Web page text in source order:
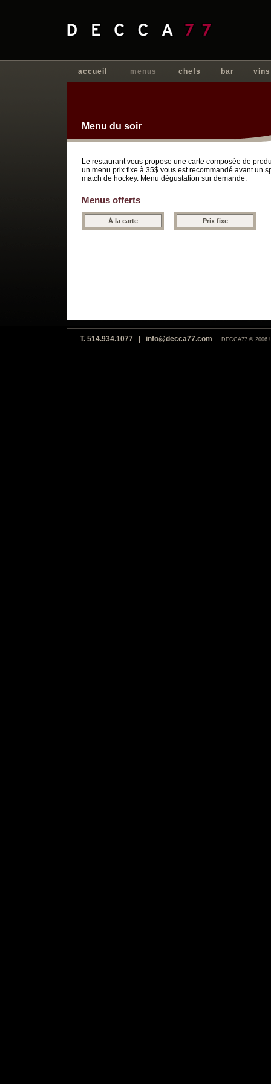
accueil menus chefs bar vins
Menu du soir
Le restaurant vous propose une carte composée de
un menu prix fixe à 35$ vous est recommandé avant un
match de hockey. Menu dégustation sur demande.
Menus offerts
À la carte Prix fixe
T. 514.934.1077 | info@decca77.com DECCA77 © 2006